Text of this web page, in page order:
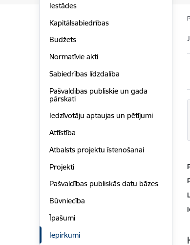
Iestādes
Kapitālsabiedrības
Budžets
Normatīvie akti
Sabiedrības līdzdalība
Pašvaldības publiskie un gada
pārskati
Iedzīvotāju aptaujas un pētījumi
Attīstība
Atbalsts projektu īstenošanai
Projekti
Pašvaldības publiskās datu bāzes
Būvniecība
Īpašumi
Iepirkumi